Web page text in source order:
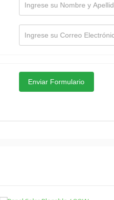
Enviar Formulario